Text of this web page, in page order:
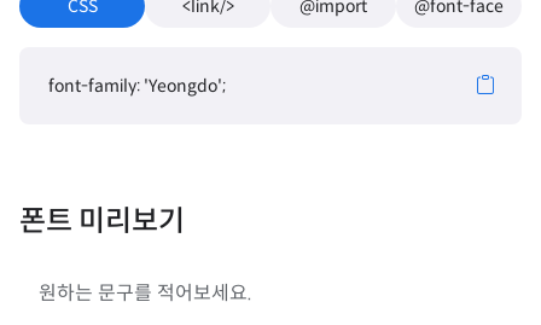
CSS <link/> @import @font-face
font-family: 'Yeongdo';
폰트 미리보기